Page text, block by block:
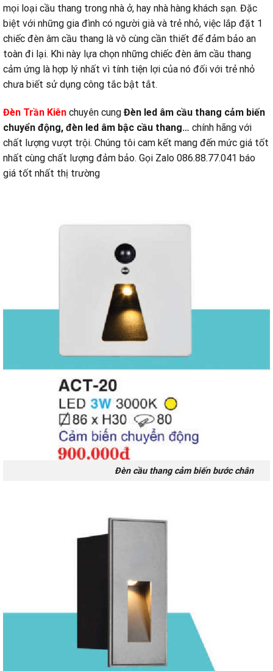
mọi loại cầu thang trong nhà ở, hay nhà hàng khách sạn. Đặc
biệt với những gia đình có người già và trẻ nhỏ, việc lắp đặt 1
chiếc đèn âm cầu thang là vô cùng cần thiết để đảm bảo an
toàn đi lại. Khi này lựa chọn những chiếc đèn âm cầu thang
cảm ứng là hợp lý nhất vì tính tiện lợi của nó đối với trẻ nhỏ
chưa biết sử dụng công tắc bật tắt.
Đèn Trần Kiên chuyên cung Đèn led âm cầu thang cảm biến
chuyển động, đèn led âm bậc cầu thang… chính hãng với
chất lượng vượt trội. Chúng tôi cam kết mang đến mức giá tốt
nhất cùng chất lượng đảm bảo. Gọi Zalo 086.88.77.041 báo
giá tốt nhất thị trường
Đèn cầu thang cảm biến bước chân